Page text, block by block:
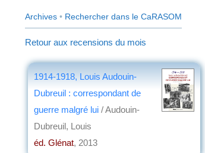
Archives • Rechercher dans le CaRASOM
Retour aux recensions du mois
1914-1918, Louis Audouin-
Dubreuil : correspondant de
guerre malgré lui / Audouin-
Dubreuil, Louis
éd. Glénat, 2013